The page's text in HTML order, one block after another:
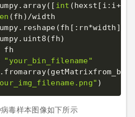
. array( [ int (hexst [ i : i+2
(fh ) /width
. reshape (fh [ : rn*width ]
. uint8 (fh)
fh
"your_bin_filename"
. fromarray(getMatrixfrom_bin
)
毒样本图像如下所示